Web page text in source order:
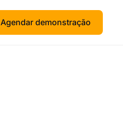
Agendar demonstração